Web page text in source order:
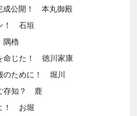
成公開！ 本丸御殿
！ 石垣
隅櫓
命じた！ 徳川家康
のために！ 堀川
存知？ 鹿
！ お堀